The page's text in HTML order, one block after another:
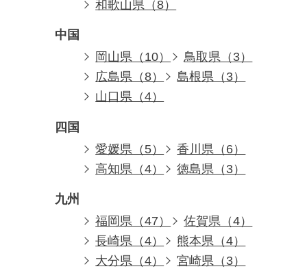
和歌山県（8）
中国
岡山県（10）
鳥取県（3）
広島県（8）
島根県（3）
山口県（4）
四国
愛媛県（5）
香川県（6）
高知県（4）
徳島県（3）
九州
福岡県（47）
佐賀県（4）
長崎県（4）
熊本県（4）
大分県（4）
宮崎県（3）